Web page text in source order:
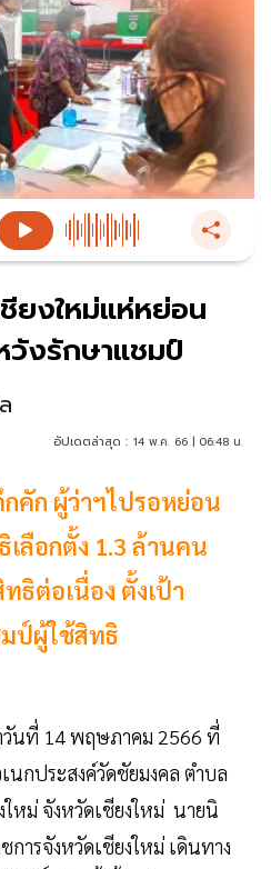
ยงใหม่แห่หย่อน
วังรักษาแชมป์
อัปเดตล่าสุด : 14 พ.ค. 66 | 06:48 น.
กคัก ผู้ว่าฯไปรอหย่อน
ลือกตั้ง 1.3 ล้านคน
ธิต่อเนื่อง ตั้งเป้า
ป์ผู้ใช้สิทธิ
วันที่ 14 พฤษภาคม 2566 ที่
นกประสงค์วัดชัยมงคล ตำบล
ใหม่ จังหวัดเชียงใหม่ นายนิ
ารจังหวัดเชียงใหม่ เดินทาง